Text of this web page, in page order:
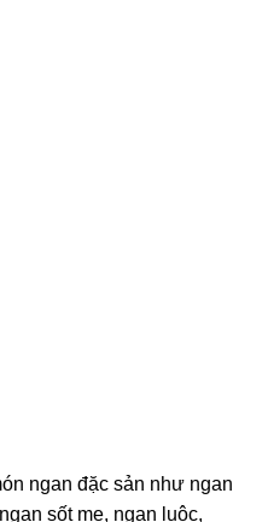
ngan đặc sản như ngan
sốt me, ngan luộc,